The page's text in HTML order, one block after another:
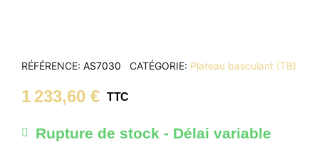
RÉFÉRENCE AS7030 CATÉGORIE Plateau basculant (TB)
1 233,60 € TTC
Rupture de stock - Délai variable